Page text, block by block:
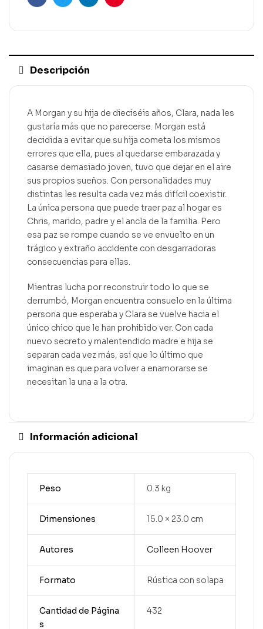
FacebookGorjeoLinkedInPinterest
Descripción
A Morgan y su hija de dieciséis años, Clara, nada les
gustaría más que no parecerse. Morgan está
decidida a evitar que su hija cometa los mismos
errores que ella, pues al quedarse embarazada y
casarse demasiado joven, tuvo que dejar en el aire
sus propios sueños. Con personalidades muy
distintas les resulta cada vez más difícil coexistir.
La única persona que puede traer paz al hogar es
Chris, marido, padre y el ancla de la familia. Pero
esa paz se rompe cuando se ve envuelto en un
trágico y extraño accidente con desgarradoras
consecuencias para ellas.
Mientras lucha por reconstruir todo lo que se
derrumbó, Morgan encuentra consuelo en la última
persona que esperaba y Clara se vuelve hacia el
único chico que le han prohibido ver. Con cada
nuevo secreto y malentendido madre e hija se
separan cada vez más, así que lo último que
imaginan es que para volver a enamorarse se
necesitan la una a la otra.
Información adicional
Peso 0.3 kg
Dimensiones 15.0 × 23.0 cm
Autores Colleen Hoover
Formato Rústica con solapa
Cantidad de Página
s
432